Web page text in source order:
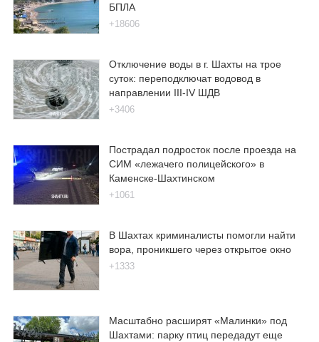
БПЛА
+18606
Отключение воды в г. Шахты на трое
суток: переподключат водовод в
направлении III-IV ШДВ
+3406
Пострадал подросток после проезда на
СИМ «лежачего полицейского» в
Каменске-Шахтинском
+1061
В Шахтах криминалисты помогли найти
вора, проникшего через открытое окно
+1333
Масштабно расширят «Малинки» под
Шахтами: парку птиц передадут еще